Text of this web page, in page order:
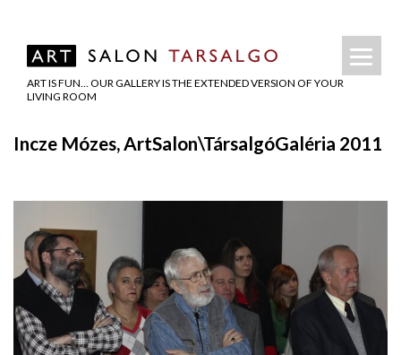
ART IS FUN… OUR GALLERY IS THE EXTENDED VERSION OF YOUR
LIVING ROOM
Incze Mózes, ArtSalon\TársalgóGaléria 2011